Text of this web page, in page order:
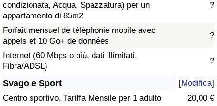
condizionata, Acqua, Spazzatura) per un
appartamento di 85m2
?
Forfait mensuel de téléphonie mobile avec
appels et 10 Go+ de données
?
Internet (60 Mbps o più, dati illimitati,
Fibra/ADSL)
?
Svago e Sport [Modifica]
Centro sportivo, Tariffa Mensile per 1 adulto
20,00 €